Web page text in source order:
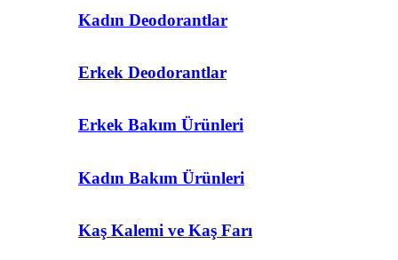
Kadın Deodorantlar
Erkek Deodorantlar
Erkek Bakım Ürünleri
Kadın Bakım Ürünleri
Kaş Kalemi ve Kaş Farı